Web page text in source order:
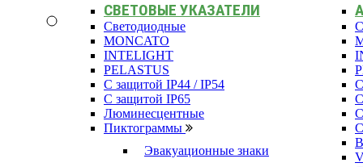
СВЕТОВЫЕ УКАЗАТЕЛИ
Светодиодные
MONCATO
INTELIGHT
PELASTUS
С защитой IP44 / IP54
С защитой IP65
Люминесцентные
Пиктограммы
Эвакуационные знаки